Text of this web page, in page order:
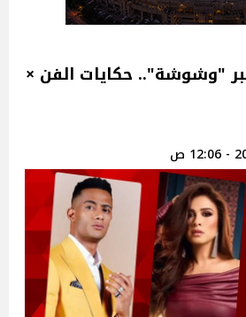
تفاصيل حصرية عبر "وشوشة"‎.. حكايات الفن ×